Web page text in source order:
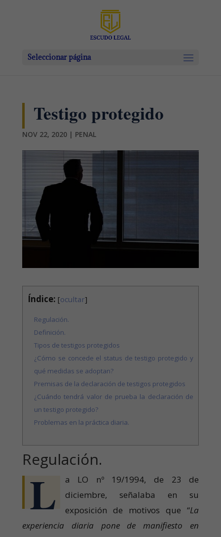
Seleccionar página
Testigo protegido
NOV 22, 2020| PENAL
Índice: [ocultar]
Regulación.
Definición.
Tipos de testigos protegidos
¿Cómo se concede el status de testigo protegido y
qué medidas se adoptan?
Premisas de la declaración de testigos protegidos
¿Cuándo tendrá valor de prueba la declaración de
un testigo protegido?
Problemas en la práctica diaria.
Regulación.
L
a LO nº 19/1994, de 23 de
diciembre, señalaba en su
exposición de motivos que “La
experiencia diaria pone de manifiesto en